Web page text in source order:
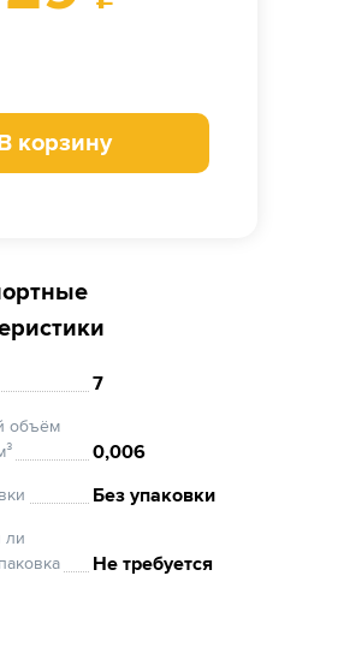
корзину
7
объём
0,006
Без упаковки
ли
Не требуется